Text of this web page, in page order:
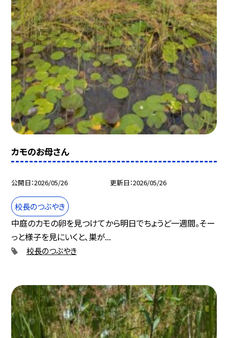
カモのお母さん
公開日 2026/05/26 更新日 2026/05/26
校長のつぶやき
中庭のカモの卵を見つけてから明日でちょうど一週間。そー
っと様子を見にいくと、巣が...
校長のつぶやき